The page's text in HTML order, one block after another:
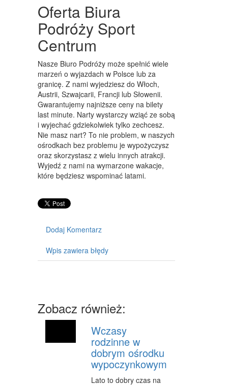
ELEKTRONIKA, RTV, AGD
ART. DLA ZWIERZĄT
OGRÓD, ROŚLINY
CHEMIA
ART. SPOŻYWCZE
MATERIAŁY EKSPLOATACYJNE
INNE SKLEPY
SPRZĘT
MASZYNY
NARZĘDZIA
PRZEMYSŁ METALOWY
CZĘŚCI SAMOCHODOWE
SALONY, KOMISY
PUBLIC RELATIONS
AGENCJE REKLAMOWE
MATERIAŁY REKLAMOWE
Oferta Biura
Podróży Sport
Centrum
Nasze Biuro Podróży może spełnić wiele
marzeń o wyjazdach w Polsce lub za
granicę. Z nami wyjedziesz do Włoch,
Austrii, Szwajcarii, Francji lub Słowenii.
Gwarantujemy najniższe ceny na bilety
last minute. Narty wystarczy wziąć ze sobą
i wyjechać gdziekolwiek tylko zechcesz.
Nie masz nart? To nie problem, w naszych
ośrodkach bez problemu je wypożyczysz
oraz skorzystasz z wielu innych atrakcji.
Wyjedź z nami na wymarzone wakacje,
które będziesz wspominać latami.
Dodaj Komentarz
Wpis zawiera błędy
Zobacz również:
Wczasy
rodzinne w
dobrym ośrodku
wypoczynkowym
Lato to dobry czas na